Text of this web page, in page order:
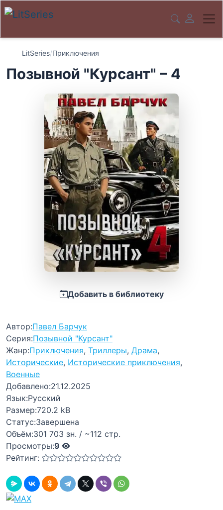
LitSeries/Приключения
Позывной "Курсант" – 4
Добавить в библиотеку
Автор:Павел Барчук
Серия:Позывной "Курсант"
Жанр:Приключения, Триллеры, Драма,
Исторические, Исторические приключения,
Военные
Добавлено:21.12.2025
Язык:Русский
Размер:720.2 kB
Статус:Завершена
Объём:301 703 зн. / ~112 стр.
Просмотры:9
Рейтинг: